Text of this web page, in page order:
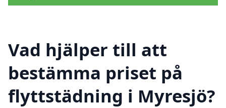
Vad hjälper till att
bestämma priset på
flyttstädning i Myresjö?